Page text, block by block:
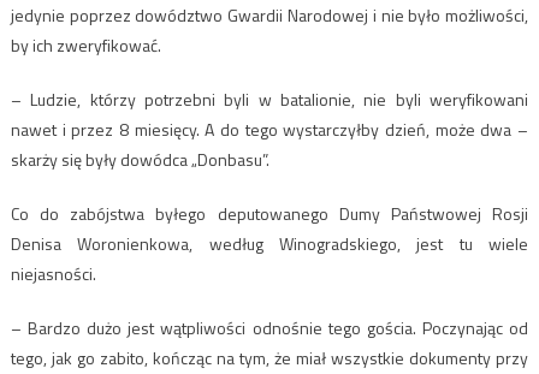
jedynie poprzez dowództwo Gwardii Narodowej i nie było możliwości,
by ich zweryfikować.
– Ludzie, którzy potrzebni byli w batalionie, nie byli weryfikowani
nawet i przez 8 miesięcy. A do tego wystarczyłby dzień, może dwa –
skarży się były dowódca „Donbasu”.
Co do zabójstwa byłego deputowanego Dumy Państwowej Rosji
Denisa Woronienkowa, według Winogradskiego, jest tu wiele
niejasności.
– Bardzo dużo jest wątpliwości odnośnie tego gościa. Poczynając od
tego, jak go zabito, kończąc na tym, że miał wszystkie dokumenty przy